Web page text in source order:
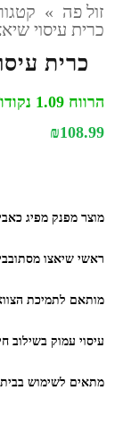
זול פה »
כרית עיסוי
כרית
הרווח 1.09 נקודות תגמול
₪108.99
מוצר מפנק מפיג
ראשי שיאצו
מותאם לתמיכת
עיסוי עמוק בשילוב
מתאים לשימוש